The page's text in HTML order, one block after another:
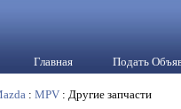
Главная Подать
: MPV : Другие запчасти